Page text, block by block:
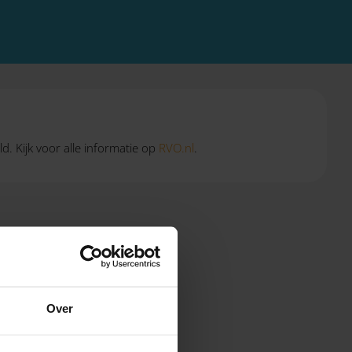
Over
Kijk voor alle informatie op RVO.nl.